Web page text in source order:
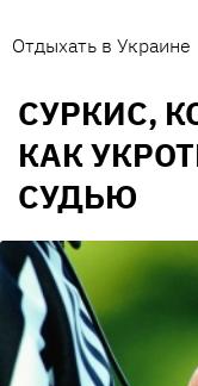
Отдыхать в Украине
СУРКИС,
КАК
СУДЬЮ